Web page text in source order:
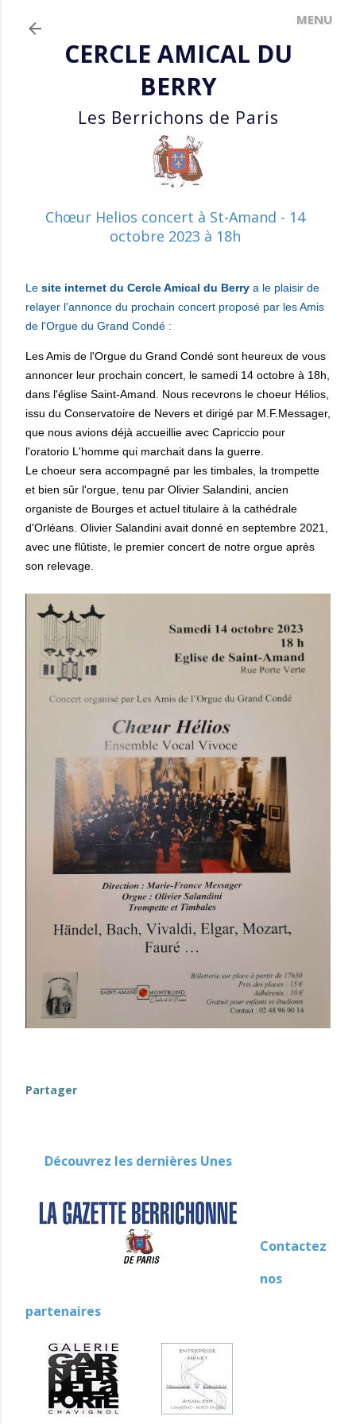
CERCLE AMICAL DU
BERRY
Les Berrichons de Paris
Chœur Helios concert à St-Amand - 14
octobre 2023 à 18h
Le site internet du Cercle Amical du Berry a le plaisir de
relayer l'annonce du prochain concert proposé par les Amis
de l'Orgue du Grand Condé :
Les Amis de l'Orgue du Grand Condé sont heureux de vous
annoncer leur prochain concert, le samedi 14 octobre à 18h,
dans l'église Saint-Amand. Nous recevrons le choeur Hélios,
issu du Conservatoire de Nevers et dirigé par M.F.Messager,
que nous avions déjà accueillie avec Capriccio pour
l'oratorio L'homme qui marchait dans la guerre.
Le choeur sera accompagné par les timbales, la trompette
et bien sûr l'orgue, tenu par Olivier Salandini, ancien
organiste de Bourges et actuel titulaire à la cathédrale
d'Orléans. Olivier Salandini avait donné en septembre 2021,
avec une flûtiste, le premier concert de notre orgue après
son relevage.
Partager
Découvrez les dernières Unes
Contactez
nos
partenaires